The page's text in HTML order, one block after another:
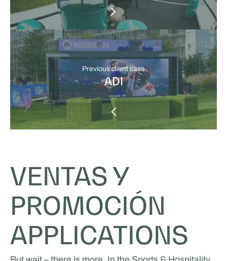
Previous client case
ADI
VENTAS Y
PROMOCIÓN
APPLICATIONS